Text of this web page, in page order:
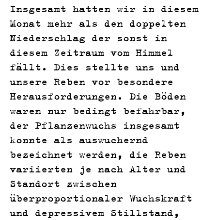
Insgesamt hatten wir in diesem
Monat mehr als den doppelten
Niederschlag der sonst in
diesem Zeitraum vom Himmel
fällt. Dies stellte uns und
unsere Reben vor besondere
Herausforderungen. Die Böden
waren nur bedingt befahrbar,
der Pflanzenwuchs insgesamt
konnte als auswuchernd
bezeichnet werden, die Reben
variierten je nach Alter und
Standort zwischen
überproportionaler Wuchskraft
und depressivem Stillstand,